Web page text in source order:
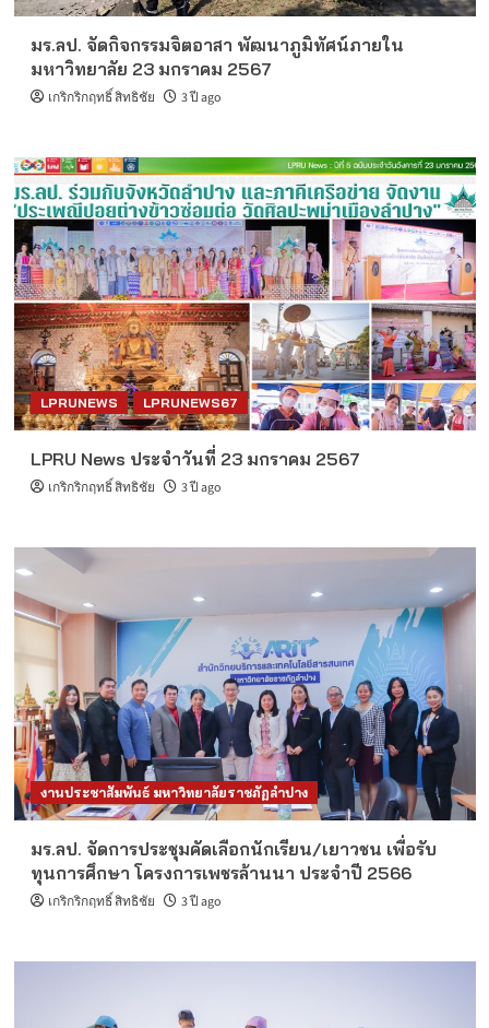
มร.ลป. จัดกิจกรรมจิตอาสา พัฒนาภูมิทัศน์ภายใน
มหาวิทยาลัย 23 มกราคม 2567
เกริกริกฤทธิ์ สิทธิชัย 3 ปี ago
LPRUNEWS LPRUNEWS67
LPRU News ประจำวันที่ 23 มกราคม 2567
เกริกริกฤทธิ์ สิทธิชัย 3 ปี ago
งานประชาสัมพันธ์ มหาวิทยาลัยราชภัฏลำปาง
มร.ลป. จัดการประชุมคัดเลือกนักเรียน/เยาวชน เพื่อรับ
ทุนการศึกษา โครงการเพชรล้านนา ประจำปี 2566
เกริกริกฤทธิ์ สิทธิชัย 3 ปี ago